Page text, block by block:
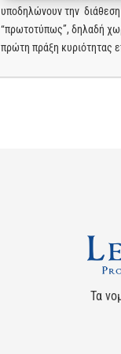
υποδηλώνουν την διάθεση
“πρωτοτύπως”, δηλαδή
πρώτη πράξη κυριότητας
Τα